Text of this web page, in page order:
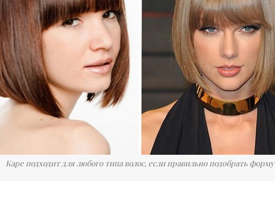
Каре подходит для любого типа волос, если правильно подобрать форму